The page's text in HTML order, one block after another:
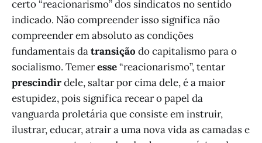
certo “reacionarismo” dos sindicatos no sentido
indicado. Não compreender isso significa não
compreender em absoluto as condições
fundamentais datransição do capitalismo para o
socialismo. Temeresse“reacionarismo”, tentar
prescindirdele, saltar por cima dele, é a maior
estupidez, pois significa recear o papel da
vanguarda proletária que consiste em instruir,
ilustrar, educar, atrair a uma nova vida as camadas e